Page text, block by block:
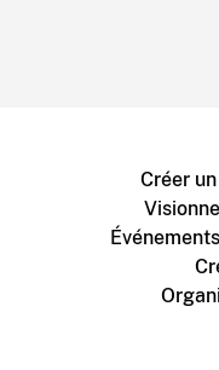
Créer